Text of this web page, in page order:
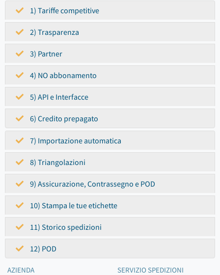
1) Tariffe competitive
2) Trasparenza
3) Partner
4) NO abbonamento
5) API e Interfacce
6) Credito prepagato
7) Importazione automatica
8) Triangolazioni
9) Assicurazione, Contrassegno e POD
10) Stampa le tue etichette
11) Storico spedizioni
12) POD
AZIENDA
SERVIZIO SPEDIZIONI